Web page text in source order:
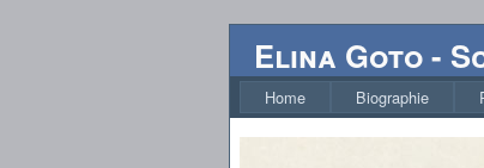
Elina Goto-
Home Biographie